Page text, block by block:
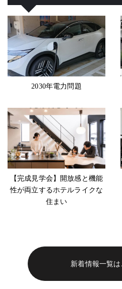
2030年電力問題
【完成見学会】開放感と機能
性が両立するホテルライクな
住まい
新着情報一覧は